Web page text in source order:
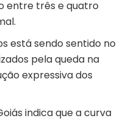
entre três e quatro
está sendo sentido no
pela queda na
expressiva dos
indica que a curva